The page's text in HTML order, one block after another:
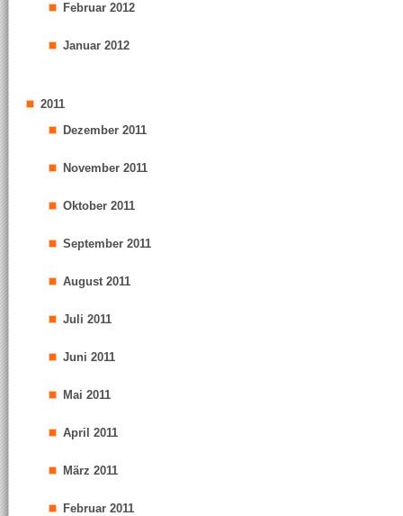
Februar 2012
Januar 2012
2011
Dezember 2011
November 2011
Oktober 2011
September 2011
August 2011
Juli 2011
Juni 2011
Mai 2011
April 2011
März 2011
Februar 2011